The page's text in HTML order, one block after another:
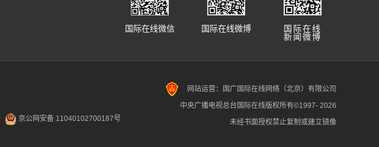
国际在线
新闻微博
国际在线微博
国际在线微信
京公网安备 11040102700187号
网站运营：国广国际在线网络（北京）有限公司
中央广播电视总台国际在线版权所有©1997- 2026
未经书面授权禁止复制或建立镜像